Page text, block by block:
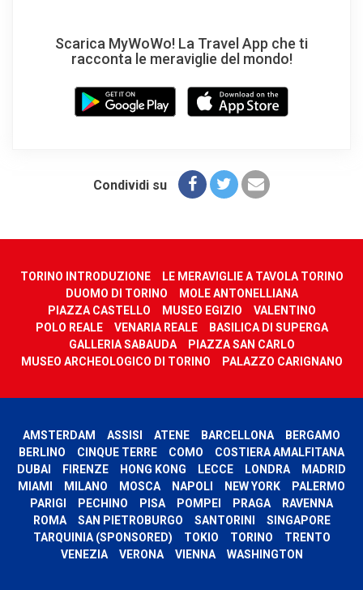
Scarica MyWoWo! La Travel App che ti
racconta le meraviglie del mondo!
Condividi su
TORINO INTRODUZIONE
LE MERAVIGLIE A TAVOLA TORINO
DUOMO DI TORINO
MOLE ANTONELLIANA
PIAZZA CASTELLO
MUSEO EGIZIO
VALENTINO
POLO REALE
VENARIA REALE
BASILICA DI SUPERGA
GALLERIA SABAUDA
PIAZZA SAN CARLO
MUSEO ARCHEOLOGICO DI TORINO
PALAZZO CARIGNANO
AMSTERDAM ASSISI ATENE BARCELLONA
BERGAMO
BERLINO
CINQUE TERRE COMO
COSTIERA AMALFITANA
DUBAI
FIRENZE HONG KONG LECCE LONDRA
MADRID
MIAMI
MILANO MOSCA NAPOLI NEW YORK
PALERMO
PARIGI
PECHINO PISA POMPEI PRAGA
RAVENNA
ROMA
SAN PIETROBURGO SANTORINI
SINGAPORE
TARQUINIA (SPONSORED)
TOKIO TORINO
TRENTO
VENEZIA
VERONA VIENNA WASHINGTON